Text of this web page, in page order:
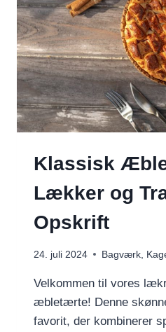
Klassisk
Lækker og
Opskrift
24. juli 2024 Bagværk
Velkommen til vores
æbletærte! Denne
favorit, der kombinerer